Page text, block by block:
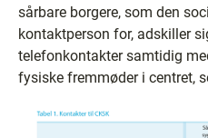
sårbare borgere, som den
kontaktperson for, adskiller
telefonkontakter samtidig
fysiske fremmøder i centret,